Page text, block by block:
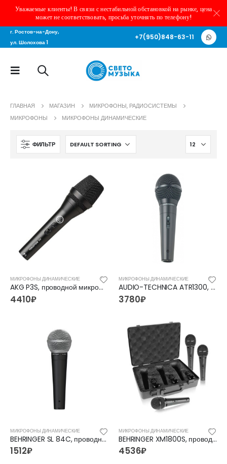
Уважаемые клиенты! В связи с нестабильной обстановкой на рынке, цена
может не соответствовать, просьба уточнять по телефону!
г. Ростов-на-Дону,
ул. Шолохова 1
+7(950)848-63-11
ГЛАВНАЯ МАГАЗИН
МИКРОФОНЫ, РАДИОСИСТЕМЫ
МИКРОФОНЫ
МИКРОФОНЫ ДИНАМИЧЕСКИЕ
ФИЛЬТР
МИКРОФОНЫ ДИНАМИЧЕСКИЕ
AKG P3S, проводной микрофон
4410₽
МИКРОФОНЫ ДИНАМИЧЕСКИЕ
AUDIO-TECHNICA ATR1300, проводной микрофон
3780₽
МИКРОФОНЫ ДИНАМИЧЕСКИЕ
BEHRINGER SL 84C, проводной микрофон
1512₽
МИКРОФОНЫ ДИНАМИЧЕСКИЕ
BEHRINGER XM1800S, проводной микрофон
4536₽